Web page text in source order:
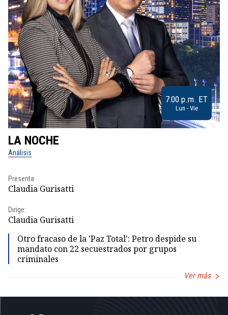
7:00 p.m. ET
Lun - Vie
LA NOCHE
Análisis
Presenta:
Claudia Gurisatti
Dirige:
Claudia Gurisatti
Otro fracaso de la 'Paz Total': Petro despide su
mandato con 22 secuestrados por grupos
criminales
Ver más
1